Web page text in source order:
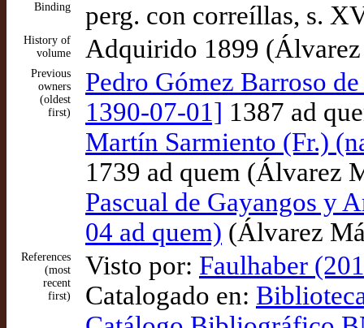
Binding perg. con correíllas, s.
History of
volume
Adquirido 1899
Previous
owners
(oldest
first)
Pedro Gómez Barroso
1390-07-01] 1387 ad
Martín Sarmiento (Fr.)
1739 ad quem (Álvarez
Pascual de Gayangos y
04 ad quem) (Álvarez
References
(most
recent
first)
Visto por: Faulhaber
Catalogado en: